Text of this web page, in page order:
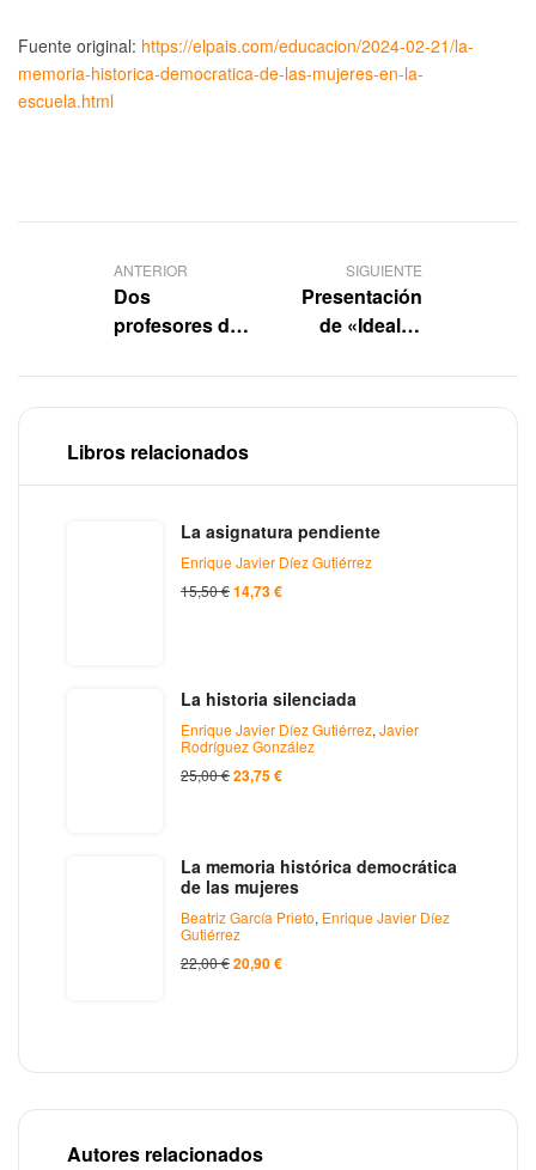
Fuente original: https://elpais.com/educacion/2024-02-21/la-
memoria-historica-democratica-de-las-mujeres-en-la-
escuela.html
ANTERIOR
Dos
profesores de
dedican un
libro a la
memoria
histórica
de la mujeres
SIGUIENTE
Presentación
de «Ideales
Libros relacionados
La asignatura pendiente
Enrique Javier Díez Gutiérrez
15,50€14,73€
La historia silenciada
Enrique Javier Díez Gutiérrez,Javier
Rodríguez González
25,00€23,75€
La memoria histórica democrática
de las mujeres
Beatriz García Prieto, Enrique Javier Díez
Gutiérrez
22,00€20,90€
Autores relacionados